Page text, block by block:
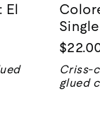
El
Criss-
glued